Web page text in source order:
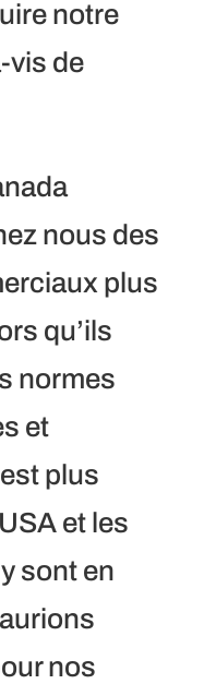
notre
vis de
nous des
plus
qu’ils
normes
et
plus
et les
sont en
nos